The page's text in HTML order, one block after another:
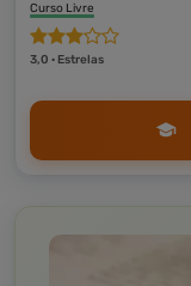
Curso Livre
3,0 · Estrelas